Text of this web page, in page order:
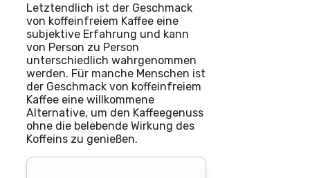
Letztendlich ist der Geschmack
von koffeinfreiem Kaffee eine
subjektive Erfahrung und kann
von Person zu Person
unterschiedlich wahrgenommen
werden. Für manche Menschen ist
der Geschmack von koffeinfreiem
Kaffee eine willkommene
Alternative, um den Kaffeegenuss
ohne die belebende Wirkung des
Koffeins zu genießen.